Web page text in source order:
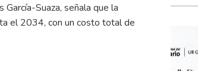
Suaza, señala que la
el 2034, con un costo total de